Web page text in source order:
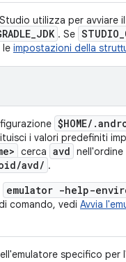
utilizza per avviare
_JDK . Se STUDIO_
le impostazioni della
$HOME/ .
i valori predefiniti
cerca avd nell'ordine
/avd/ .
emulator -help-
comando, vedi Avvia
specifico per